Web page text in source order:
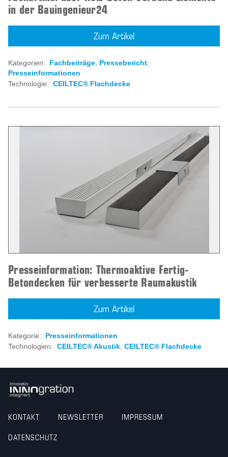
in der Bauingenieur24
Zum Artikel
Kategorien: Fachbeiträge, Pressebericht,
Presseinformationen
Technologie: CEILTEC® Flachdecke
Presseinformation: Thermoaktive Fertig-
Betondecken für verbesserte Raumakustik
Zum Artikel
Kategorie:
Presseinformationen
Technologien: CEILTEC® Akustik, CEILTEC® Flachdecke
KONTAKT NEWSLETTER IMPRESSUM
DATENSCHUTZ